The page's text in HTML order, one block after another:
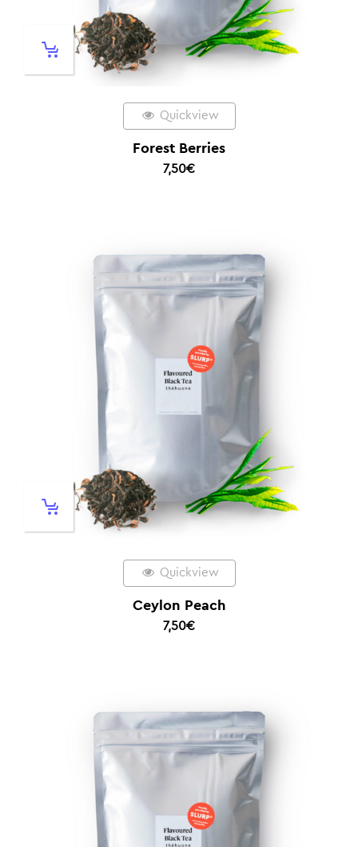
Quickview
Forest Berries
7,50€
Quickview
Ceylon Peach
7,50€